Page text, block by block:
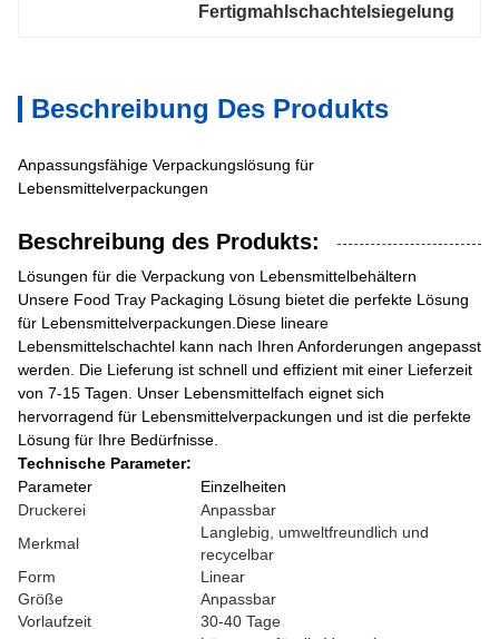
Fertigmahlschachtelsiegelung
Beschreibung Des Produkts
Anpassungsfähige Verpackungslösung für
Lebensmittelverpackungen
Beschreibung des Produkts:
Lösungen für die Verpackung von Lebensmittelbehältern
Unsere Food Tray Packaging Lösung bietet die perfekte Lösung
für Lebensmittelverpackungen.Diese lineare
Lebensmittelschachtel kann nach Ihren Anforderungen angepasst
werden. Die Lieferung ist schnell und effizient mit einer Lieferzeit
von 7-15 Tagen. Unser Lebensmittelfach eignet sich
hervorragend für Lebensmittelverpackungen und ist die perfekte
Lösung für Ihre Bedürfnisse.
Technische Parameter:
Parameter
Einzelheiten
Druckerei
Anpassbar
Merkmal
Langlebig, umweltfreundlich und
recycelbar
Form
Linear
Größe
Anpassbar
Vorlaufzeit
30-40 Tage